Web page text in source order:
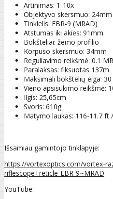
Artinimas: 1-10x
Objektyvo skersmuo: 24mm
Tinklelis: EBR-9 (MRAD)
Atstumas iki akies: 91mm
Bokšteliai: žemo profilio
Korpuso skersmuo: 34mm
Reguliavimo reikšmė: 0.1
Paralaksas: fiksuotas 137m
Maksimali bokštelių eiga: 30
Vieno apsisukimo reikšmė:
Ilgis: 25,65cm
Svoris: 610g
Matymo laukas: 116-11.7
Išsamiau gamintojo tinklapyje:
https://vortexoptics.com/vortex-
riflescope+reticle-EBR-9~MRAD
YouTube: